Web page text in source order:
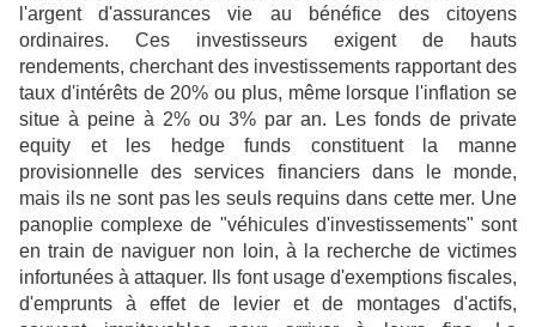
l'argent d'assurances vie au bénéfice des citoyens
ordinaires. Ces investisseurs exigent de hauts
rendements, cherchant des investissements rapportant des
taux d'intérêts de 20% ou plus, même lorsque l'inflation se
situe à peine à 2% ou 3% par an. Les fonds de private
equity et les hedge funds constituent la manne
provisionnelle des services financiers dans le monde,
mais ils ne sont pas les seuls requins dans cette mer. Une
panoplie complexe de "véhicules d'investissements" sont
en train de naviguer non loin, à la recherche de victimes
infortunées à attaquer. Ils font usage d'exemptions fiscales,
d'emprunts à effet de levier et de montages d'actifs,